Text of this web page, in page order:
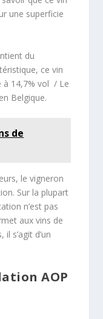
une superficie
du
ce vin
à 14,7% vol / Le
Belgique.
de
le vigneron
Sur la plupart
n’est pas
aux vins de
s’agit d’un
AOP